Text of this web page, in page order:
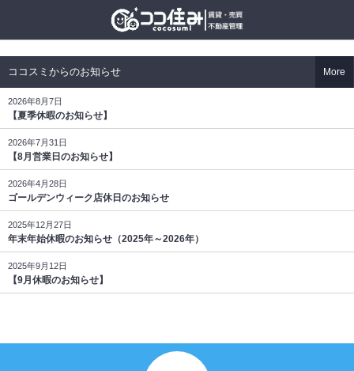
ココスミからのお知らせ
2026年8月7日
【夏季休暇のお知らせ】
2026年7月31日
【8月営業日のお知らせ】
2026年4月28日
ゴールデンウィーク店休日のお知らせ
2025年12月27日
年末年始休暇のお知らせ（2025年～2026年）
2025年9月12日
【9月休暇のお知らせ】
More